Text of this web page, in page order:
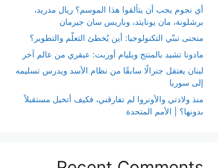
أي نجوم يجب أن يتألقوا هذا الموسم؟ ريال مدريد،
برشلونة، مان يونايتد، وباريس سان جيرمان
منحنى تبنّي التكنولوجيا: أين يُخطئ التعلّم والتطوير؟
مادونا تشيد بالمنتج ويليام أوربت: عبقري من عالم آخر
لبنان يعتقل جنرالًا سابقًا من نظام الأسد ويدرس تسليمه
إلى سوريا
منذ ولادتي والأونروا لم تفارقني، فكيف أتخيل مستقبلاً
بدونها؟ | الأمم المتحدة